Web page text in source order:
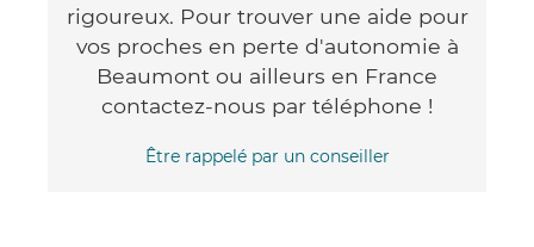
rigoureux. Pour trouver une aide pour
vos proches en perte d'autonomie à
Beaumont ou ailleurs en France
contactez-nous par téléphone !
Être rappelé par un conseiller